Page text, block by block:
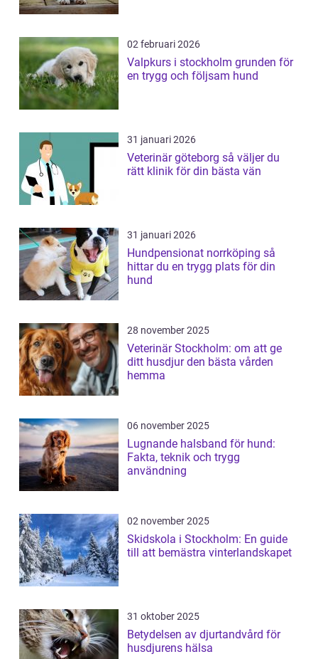
02 februari 2026
Valpkurs i stockholm grunden för
en trygg och följsam hund
31 januari 2026
Veterinär göteborg så väljer du
rätt klinik för din bästa vän
31 januari 2026
Hundpensionat norrköping så
hittar du en trygg plats för din
hund
28 november 2025
Veterinär Stockholm: om att ge
ditt husdjur den bästa vården
hemma
06 november 2025
Lugnande halsband för hund:
Fakta, teknik och trygg
användning
02 november 2025
Skidskola i Stockholm: En guide
till att bemästra vinterlandskapet
31 oktober 2025
Betydelsen av djurtandvård för
husdjurens hälsa